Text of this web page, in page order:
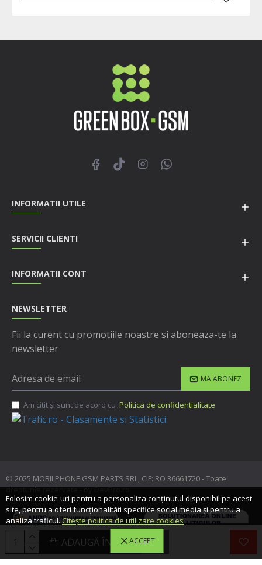
ADAUGĂ ÎN COŞ
INFORMATII UTILE
SERVICII CLIENTI
INFORMATII CONT
NEWSLETTER
Fii la curent cu promotiile noastre si aboneaza-te la
newsletter
MA ABONEZ
Am citit şi sunt de acord cu Politica de confidentialitate
© 2025 MOBILPHONE GSM PARTS SRL, CIF: RO 36661720 - Toate
drepturile rezervate - by DevPro.ro
ACCEPT
Folosim cookie-uri pentru a personaliza conținutul disponibil pe acest
site, pentru a oferi funcționalităti specifice social media și pentru a
analiza traficul.Citește politica de utilizare cookies